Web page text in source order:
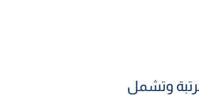
وتشمل